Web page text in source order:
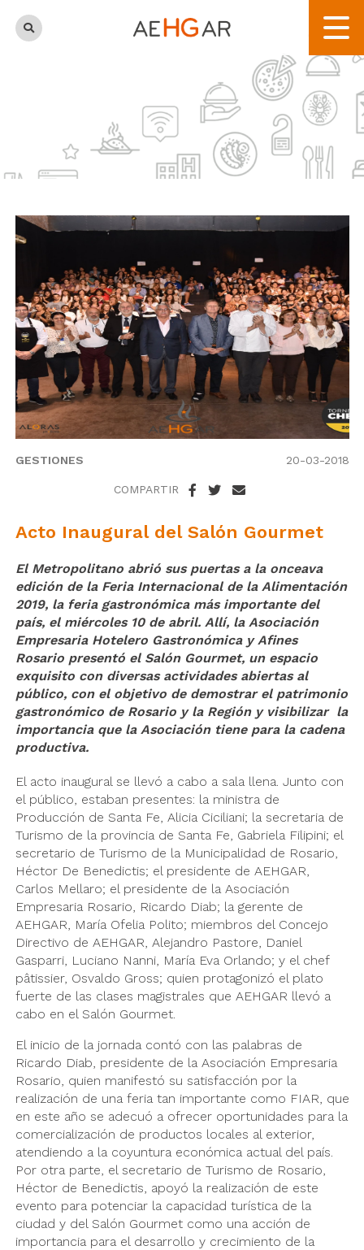
GESTIONES 20-03-2018
COMPARTIR
Acto Inaugural del Salón Gourmet
El Metropolitano abrió sus puertas a la onceava
edición de la Feria Internacional de la Alimentación
2019, la feria gastronómica más importante del
país, el miércoles 10 de abril. Allí, la Asociación
Empresaria Hotelero Gastronómica y Afines
Rosario presentó el Salón Gourmet, un espacio
exquisito con diversas actividades abiertas al
público, con el objetivo de demostrar el patrimonio
gastronómico de Rosario y la Región y visibilizar la
importancia que la Asociación tiene para la cadena
productiva.
El acto inaugural se llevó a cabo a sala llena. Junto con
el público, estaban presentes: la ministra de
Producción de Santa Fe, Alicia Ciciliani; la secretaria de
Turismo de la provincia de Santa Fe, Gabriela Filipini; el
secretario de Turismo de la Municipalidad de Rosario,
Héctor De Benedictis; el presidente de AEHGAR,
Carlos Mellaro; el presidente de la Asociación
Empresaria Rosario, Ricardo Diab; la gerente de
AEHGAR, María Ofelia Polito; miembros del Concejo
Directivo de AEHGAR, Alejandro Pastore, Daniel
Gasparri, Luciano Nanni, María Eva Orlando; y el chef
pâtissier, Osvaldo Gross; quien protagonizó el plato
fuerte de las clases magistrales que AEHGAR llevó a
cabo en el Salón Gourmet.
El inicio de la jornada contó con las palabras de
Ricardo Diab, presidente de la Asociación Empresaria
Rosario, quien manifestó su satisfacción por la
realización de una feria tan importante como FIAR, que
en este año se adecuó a ofrecer oportunidades para la
comercialización de productos locales al exterior,
atendiendo a la coyuntura económica actual del país.
Por otra parte, el secretario de Turismo de Rosario,
Héctor de Benedictis, apoyó la realización de este
evento para potenciar la capacidad turística de la
ciudad y del Salón Gourmet como una acción de
importancia para el desarrollo y crecimiento de la